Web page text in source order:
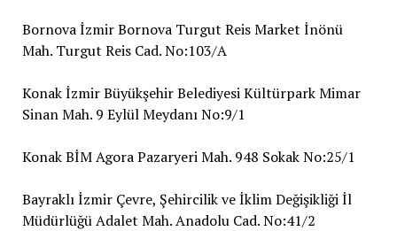
Bornova İzmir Bornova Turgut Reis Market İnönü
Mah. Turgut Reis Cad. No:103/A
Konak İzmir Büyükşehir Belediyesi Kültürpark Mimar
Sinan Mah. 9 Eylül Meydanı No:9/1
Konak BİM Agora Pazaryeri Mah. 948 Sokak No:25/1
Bayraklı İzmir Çevre, Şehircilik ve İklim Değişikliği İl
Müdürlüğü Adalet Mah. Anadolu Cad. No:41/2